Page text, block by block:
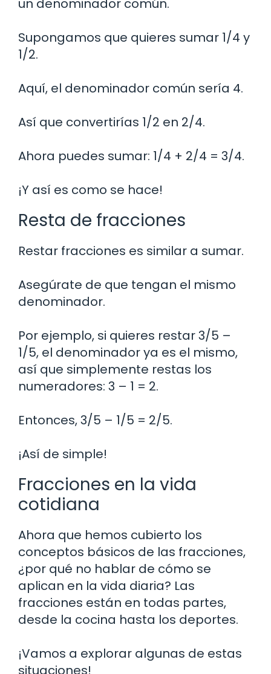
Supongamos que quieres sumar 1/4 y
1/2.
Aquí, el denominador común sería 4.
Así que convertirías 1/2 en 2/4.
Ahora puedes sumar: 1/4 + 2/4 = 3/4.
¡Y así es como se hace!
Resta de fracciones
Restar fracciones es similar a sumar.
Asegúrate de que tengan el mismo
denominador.
Por ejemplo, si quieres restar 3/5 –
1/5, el denominador ya es el mismo,
así que simplemente restas los
numeradores: 3 – 1 = 2.
Entonces, 3/5 – 1/5 = 2/5.
¡Así de simple!
Fracciones en la vida
cotidiana
Ahora que hemos cubierto los
conceptos básicos de las fracciones,
¿por qué no hablar de cómo se
aplican en la vida diaria? Las
fracciones están en todas partes,
desde la cocina hasta los deportes.
¡Vamos a explorar algunas de estas
situaciones!